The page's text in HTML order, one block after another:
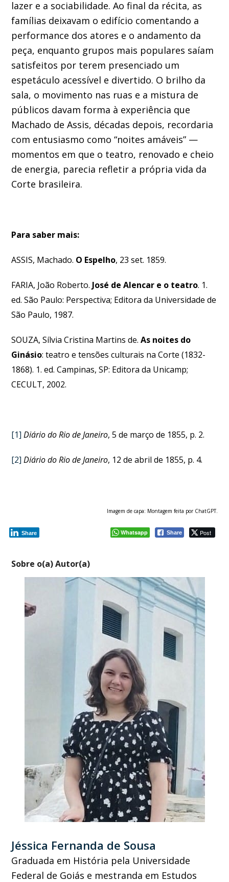
lazer e a sociabilidade. Ao final da récita, as
famílias deixavam o edifício comentando a
performance dos atores e o andamento da
peça, enquanto grupos mais populares saíam
satisfeitos por terem presenciado um
espetáculo acessível e divertido. O brilho da
sala, o movimento nas ruas e a mistura de
públicos davam forma à experiência que
Machado de Assis, décadas depois, recordaria
com entusiasmo como “noites amáveis” —
momentos em que o teatro, renovado e cheio
de energia, parecia refletir a própria vida da
Corte brasileira.
Para saber mais:
ASSIS, Machado. O Espelho, 23 set. 1859.
FARIA, João Roberto. José de Alencar e o teatro. 1.
ed. São Paulo: Perspectiva; Editora da Universidade de
São Paulo, 1987.
SOUZA, Sílvia Cristina Martins de.As noites do
Ginásio: teatro e tensões culturais na Corte (1832-
1868). 1. ed. Campinas, SP: Editora da Unicamp;
CECULT, 2002.
[1] Diário do Rio de Janeiro, 5 de março de 1855, p. 2.
[2] Diário do Rio de Janeiro, 12 de abril de 1855, p. 4.
Imagem de capa: Montagem feita por ChatGPT.
Whatsapp Share Post
Share
Sobre o(a) Autor(a)
Jéssica Fernanda de Sousa
Graduada em História pela Universidade
Federal de Goiás e mestranda em Estudos